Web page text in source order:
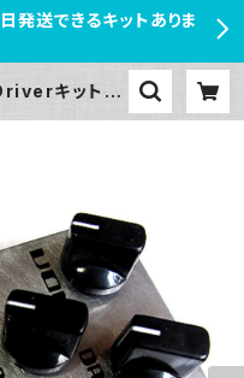
発送できるキットありま
キット【B